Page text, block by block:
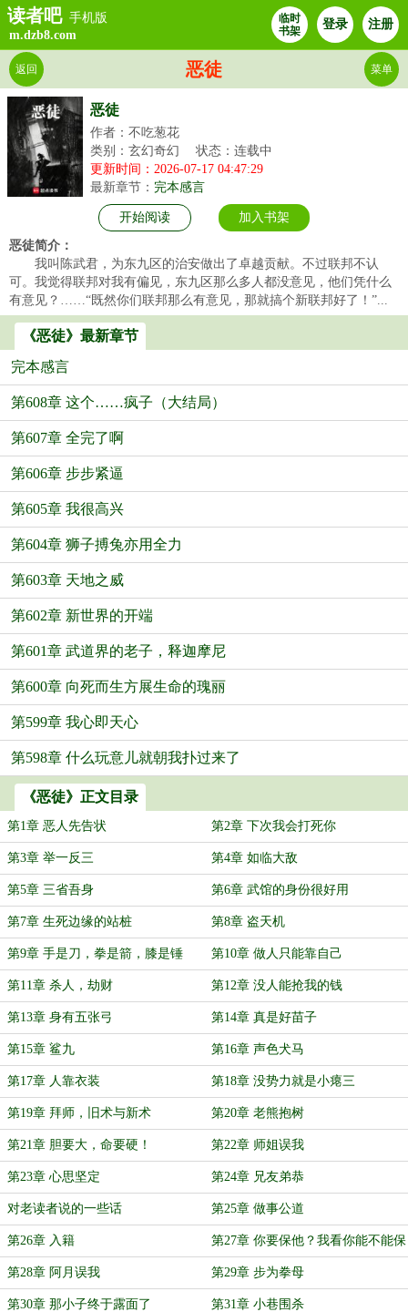
读者吧 手机版
m.dzb8.com
临时
书架
登录 注册
恶徒
返回 菜单
恶徒
作者：不吃葱花
类别：玄幻奇幻
状态：连载中
更新时间：2026-07-17 04:47:29
最新章节： 完本感言
开始阅读 加入书架
恶徒简介：
我叫陈武君，为东九区的治安做出了卓越贡献。不过联邦不认
可。我觉得联邦对我有偏见，东九区那么多人都没意见，他们凭什么
有意见？……“既然你们联邦那么有意见，那就搞个新联邦好了！”...
《恶徒》最新章节
完本感言
第608章 这个……疯子（大结局）
第607章 全完了啊
第606章 步步紧逼
第605章 我很高兴
第604章 狮子搏兔亦用全力
第603章 天地之威
第602章 新世界的开端
第601章 武道界的老子，释迦摩尼
第600章 向死而生方展生命的瑰丽
第599章 我心即天心
第598章 什么玩意儿就朝我扑过来了
《恶徒》正文目录
第1章 恶人先告状 第2章 下次我会打死你
第3章 举一反三 第4章 如临大敌
第5章 三省吾身 第6章 武馆的身份很好用
第7章 生死边缘的站桩 第8章 盗天机
第9章 手是刀，拳是箭，膝是锤 第10章 做人只能靠自己
第11章 杀人，劫财 第12章 没人能抢我的钱
第13章 身有五张弓 第14章 真是好苗子
第15章 鲨九 第16章 声色犬马
第17章 人靠衣装 第18章 没势力就是小瘪三
第19章 拜师，旧术与新术 第20章 老熊抱树
第21章 胆要大，命要硬！ 第22章 师姐误我
第23章 心思坚定 第24章 兄友弟恭
对老读者说的一些话 第25章 做事公道
第26章 入籍 第27章 你要保他？我看你能不能保
住！
第28章 阿月误我 第29章 步为拳母
第30章 那小子终于露面了 第31章 小巷围杀